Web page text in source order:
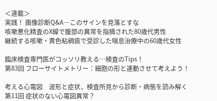
＜連載＞
実践！ 画像診断Q&A―このサインを見落とすな
咳嗽悪化精査のX線で腹部の異常を指摘された80歳代男性
継続する咳嗽・黄色粘稠痰で受診した喘息治療中の60歳代女性
臨床検査専門医がコッソリ教える…検査のTips！
第83回 フローサイトメトリー：細胞の形と連動させて考えよう！
考える心電図 波形と症状，検査所見から診断・病態を読み解く
第11回 症状のない心電図異常？